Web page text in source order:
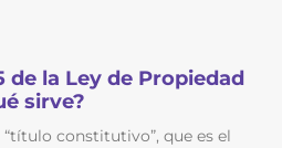
de la Ley de Propiedad
sirve?
constitutivo”, que es el